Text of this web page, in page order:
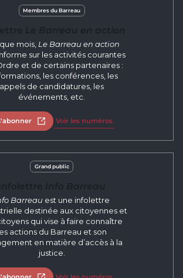
Membres du Barreau
mois, Le Barreau en action
sur les activités courantes
et de certains partenaires :
les conférences, les
appels de candidatures, les
événements, etc.
Ouvrir dans un nouvel onglet
Voir les numéros
Grand public
Barreau est une infolettre
destinée aux citoyennes et
qui vise à faire connaître
actions du Barreau et son
en matière d’accès à la
justice.